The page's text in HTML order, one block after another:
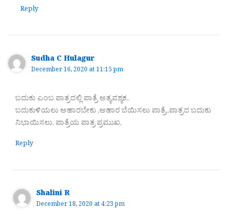
Reply
Sudha C Hulagur
December 16, 2020 at 11:15 pm
ಬದುಕು ಎಂಬ ಪಾತ್ರದಲ್ಲಿ ಪಾತ್ರೆ ಅತ್ಯವಶ್ಯಕ..
ಬದುಕುಳಿಯಲು ಅಹಾರಬೇಕು ,ಅಹಾರ ಬೆಯಿಸಲು ಪಾತ್ರೆ,,ಪಾತ್ರದ ಬದುಕು
ನಿಭಾಯಿಸಲು, ಪಾತ್ರೆಯ ಪಾತ್ರ ಪ್ರಮುಖ,
Reply
Shalini R
December 18, 2020 at 4:23 pm